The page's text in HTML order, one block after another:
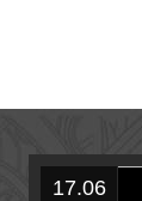
17.06